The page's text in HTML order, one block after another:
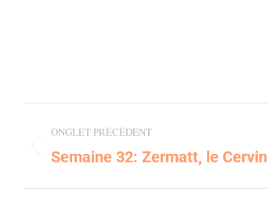
navigation
ONGLET PRÉCÉDENT
Previous
Semaine 32: Zermatt, le Cervin